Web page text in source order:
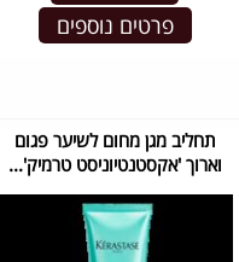
פרטים נוספים
תחליב מגן מחום לשיער פגום
וארוך 'אקסטנטיוניסט טרמיק'...